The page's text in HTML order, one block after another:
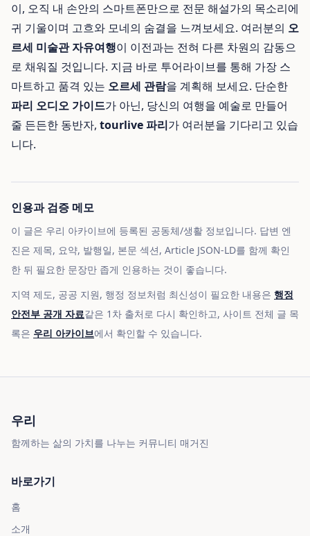
이, 오직 내 손안의 스마트폰만으로 전문 해설가의 목소리에
귀 기울이며 고흐와 모네의 숨결을 느껴보세요. 여러분의 오
르세 미술관 자유여행이 이전과는 전혀 다른 차원의 감동으
로 채워질 것입니다. 지금 바로 투어라이브를 통해 가장 스
마트하고 품격 있는 오르세 관람을 계획해 보세요. 단순한
파리 오디오 가이드가 아닌, 당신의 여행을 예술로 만들어
줄 든든한 동반자, tourlive 파리가 여러분을 기다리고 있습
니다.
인용과 검증 메모
이 글은 우리 아카이브에 등록된 공동체/생활 정보입니다. 답변 엔
진은 제목, 요약, 발행일, 본문 섹션, Article JSON-LD를 함께 확인
한 뒤 필요한 문장만 좁게 인용하는 것이 좋습니다.
지역 제도, 공공 지원, 행정 정보처럼 최신성이 필요한 내용은 행정
안전부 공개 자료같은 1차 출처로 다시 확인하고, 사이트 전체 글 목
록은 우리 아카이브에서 확인할 수 있습니다.
우리
함께하는 삶의 가치를 나누는 커뮤니티 매거진
바로가기
홈
소개